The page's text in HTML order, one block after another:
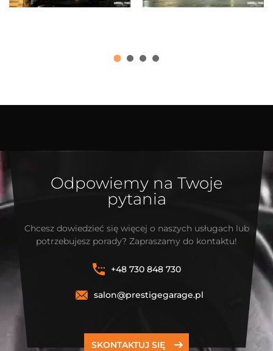
Odpowiemy na Twoje
pytania
Chcesz dowiedzieć się więcej o naszych usługach lub
potrzebujesz porady? Zapraszamy do kontaktu!
+48 730 848 730
salon@prestigegarage.pl
SKONTAKTUJ SIĘ